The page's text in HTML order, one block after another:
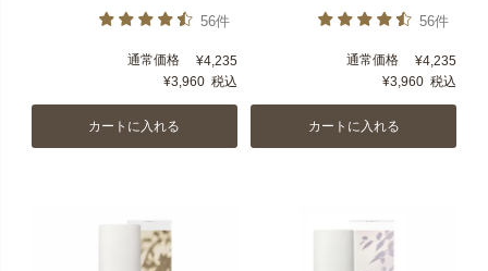
56件
通常価格 ¥4,235
¥3,960 税込
カートに入れる
56件
通常価格 ¥4,235
¥3,960 税込
カートに入れる